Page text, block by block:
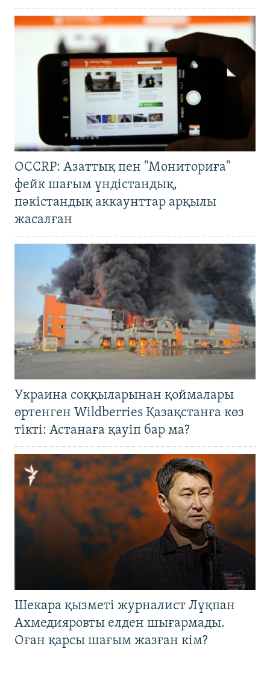
OCCRP: Азаттық пен "Мониториға"
фейк шағым үндістандық,
пәкістандық аккаунттар арқылы
жасалған
Украина соққыларынан қоймалары
өртенген Wildberries Қазақстанға көз
тікті: Астанаға қауіп бар ма?
Шекара қызметі журналист Лұқпан
Ахмедияровты елден шығармады.
Оған қарсы шағым жазған кім?